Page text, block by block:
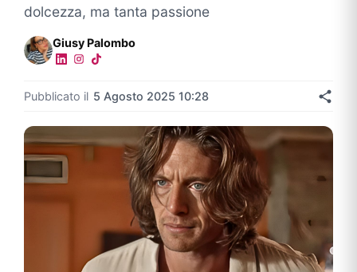
dolcezza, ma tanta passione
Giusy Palombo
Pubblicato il 5 Agosto 2025 10:28